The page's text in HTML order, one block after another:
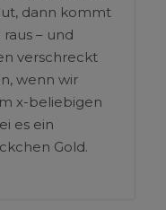
dann kommt
– und
verschreckt
wenn wir
x-beliebigen
es ein
Gold.